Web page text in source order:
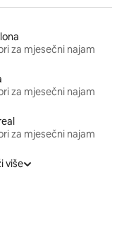
za mjesečni najam
za mjesečni najam
za mjesečni najam
više